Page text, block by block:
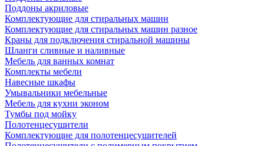
Поддоны акриловые
Комплектующие для стиральных машин
Комплектующие для стиральных машин разное
Краны для подключения стиральной машины
Шланги сливные и наливные
Мебель для ванных комнат
Комплекты мебели
Навесные шкафы
Умывальники мебельные
Мебель для кухни эконом
Тумбы под мойку
Полотенцесушители
Комплектующие для полотенцесушителей